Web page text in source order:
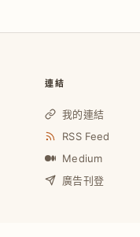
連結
我的連結
RSS Feed
Medium
廣告刊登